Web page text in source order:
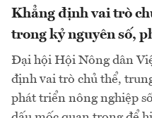
Khẳng định vai trò
trong kỷ nguyên số,
Đại hội Hội Nông dân
định vai trò chủ thể,
phát triển nông nghiệp